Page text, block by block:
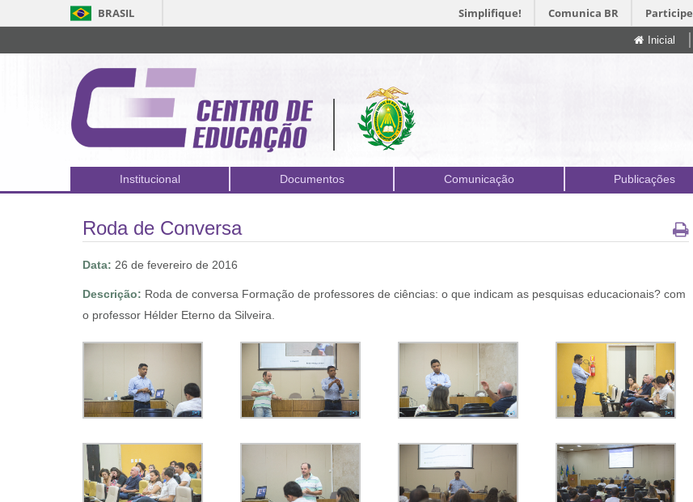
BRASIL Simplifique! Comunica BR Participe
Inicial
Institucional Documentos Comunicação Publicações
Roda de Conversa
Data: 26 de fevereiro de 2016
Descrição: Roda de conversa Formação de professores de ciências: o que indicam as pesquisas educacionais? com
o professor Hélder Eterno da Silveira.